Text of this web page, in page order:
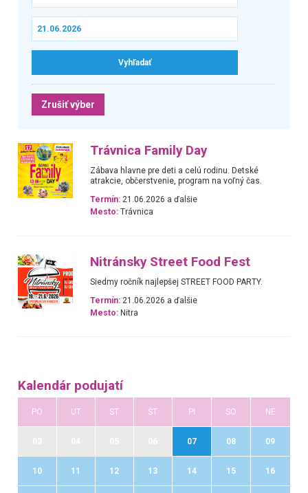
Zrušiť výber
Trávnica Family Day
Zábava hlavne pre deti a celú rodinu. Detské
atrakcie, občerstvenie, program na voľný čas.
Termín: 21.06.2026 a ďalšie
Mesto: Trávnica
Nitránsky Street Food Fest
Siedmy ročník najlepšej STREET FOOD PARTY.
Termín: 21.06.2026 a ďalšie
Mesto: Nitra
Kalendár podujatí
PO UT ST ŠT PI SO NE
07 08 09
10 11 12 13 14 15 16